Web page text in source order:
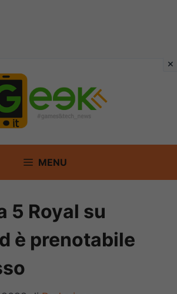
MENU
5 Royal su
è prenotabile